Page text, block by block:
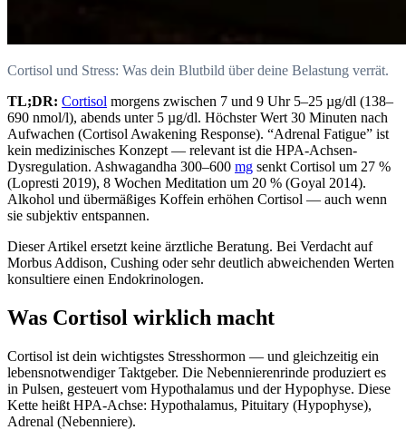
Cortisol und Stress: Was dein Blutbild über deine Belastung verrät.
TL;DR: Cortisol morgens zwischen 7 und 9 Uhr 5–25 µg/dl (138–
690 nmol/l), abends unter 5 µg/dl. Höchster Wert 30 Minuten nach
Aufwachen (Cortisol Awakening Response). “Adrenal Fatigue” ist
kein medizinisches Konzept — relevant ist die HPA-Achsen-
Dysregulation. Ashwagandha 300–600 mg senkt Cortisol um 27 %
(Lopresti 2019), 8 Wochen Meditation um 20 % (Goyal 2014).
Alkohol und übermäßiges Koffein erhöhen Cortisol — auch wenn
sie subjektiv entspannen.
Dieser Artikel ersetzt keine ärztliche Beratung. Bei Verdacht auf
Morbus Addison, Cushing oder sehr deutlich abweichenden Werten
konsultiere einen Endokrinologen.
Was Cortisol wirklich macht
Cortisol ist dein wichtigstes Stresshormon — und gleichzeitig ein
lebensnotwendiger Taktgeber. Die Nebennierenrinde produziert es
in Pulsen, gesteuert vom Hypothalamus und der Hypophyse. Diese
Kette heißt HPA-Achse: Hypothalamus, Pituitary (Hypophyse),
Adrenal (Nebenniere).